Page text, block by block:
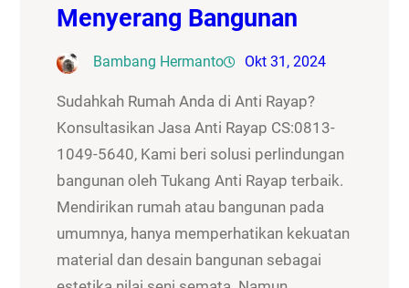
Menyerang Bangunan
Bambang Hermanto Okt 31, 2024
Sudahkah Rumah Anda di Anti Rayap?
Konsultasikan Jasa Anti Rayap CS:0813-
1049-5640, Kami beri solusi perlindungan
bangunan oleh Tukang Anti Rayap terbaik.
Mendirikan rumah atau bangunan pada
umumnya, hanya memperhatikan kekuatan
material dan desain bangunan sebagai